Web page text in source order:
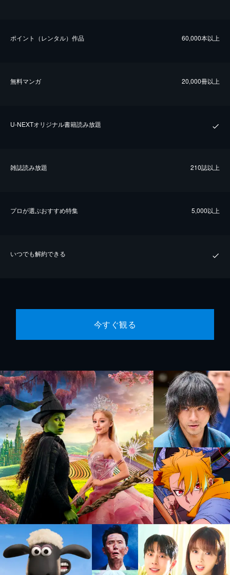
ポイント（レンタル）作品 60,000本以上
無料マンガ 20,000冊以上
U-NEXTオリジナル書籍読み放題
雑誌読み放題 210誌以上
プロが選ぶおすすめ特集 5,000以上
いつでも解約できる
今すぐ観る